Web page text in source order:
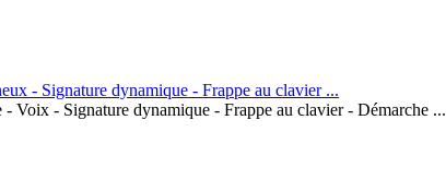
Voix - Signature dynamique - Frappe au clavier - Démarche ...